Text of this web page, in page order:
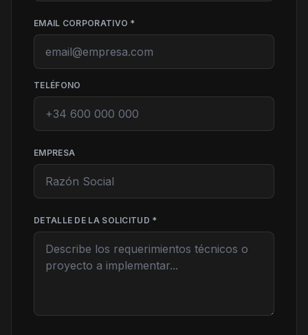
EMAIL CORPORATIVO *
TELÉFONO
EMPRESA
DETALLE DE LA SOLICITUD *